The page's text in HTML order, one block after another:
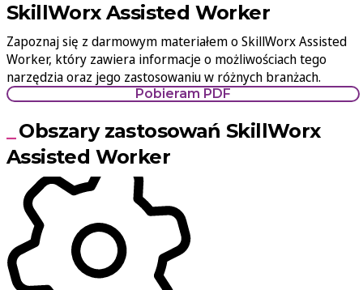
SkillWorx Assisted Worker
Zapoznaj się z darmowym materiałem o SkillWorx Assisted
Worker, który zawiera informacje o możliwościach tego
narzędzia oraz jego zastosowaniu w różnych branżach.
Pobieram PDF
Obszary zastosowań SkillWorx
Assisted Worker